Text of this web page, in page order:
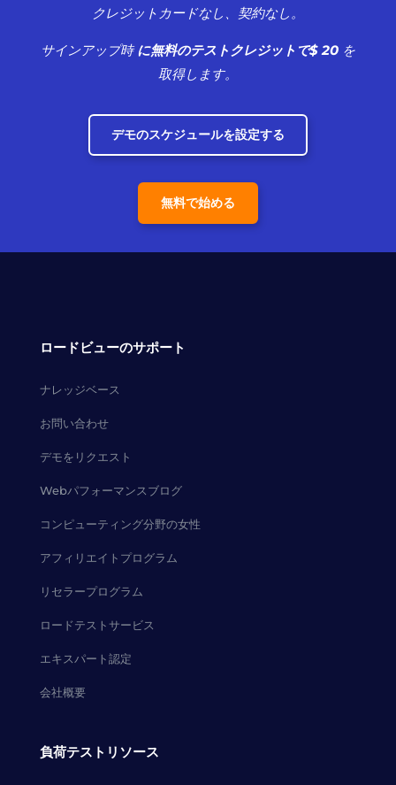
クレジットカードなし、契約なし。
サインアップ時に無料のテストクレジットで$ 20を
取得します。
デモのスケジュールを設定する
無料で始める
ロードビューのサポート
ナレッジベース
お問い合わせ
デモをリクエスト
Webパフォーマンスブログ
コンピューティング分野の女性
アフィリエイトプログラム
リセラープログラム
ロードテストサービス
エキスパート認定
会社概要
負荷テストリソース